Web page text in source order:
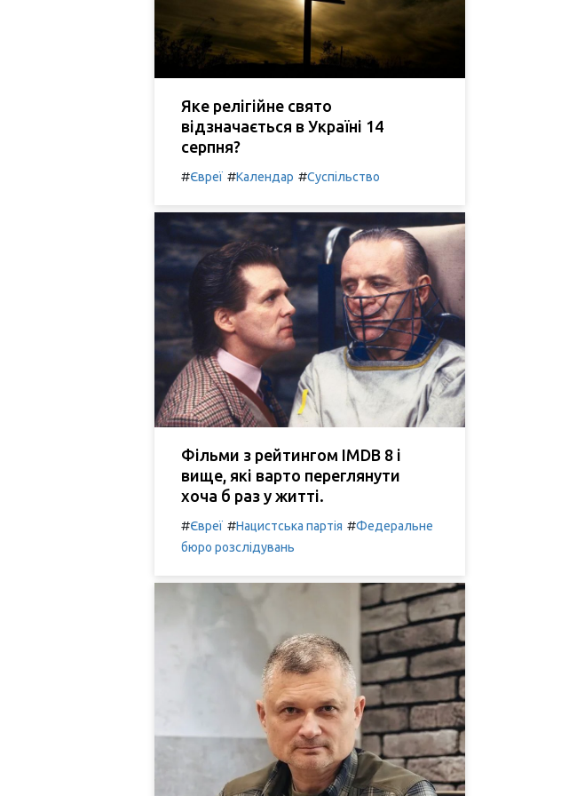
Яке релігійне свято
відзначається в Україні 14
серпня?
#Євреї #Календар #Суспільство
Фільми з рейтингом IMDB 8 і
вище, які варто переглянути
хоча б раз у житті.
#Євреї #Нацистська партія #Федеральне
бюро розслідувань